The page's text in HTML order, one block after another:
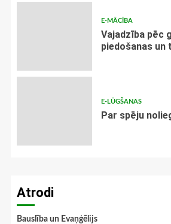
E-MĀCĪBA
Vajadzība pēc
piedošanas un
E-LŪGŠANAS
Par spēju
Atrodi
Bauslība un Evaņģēlijs